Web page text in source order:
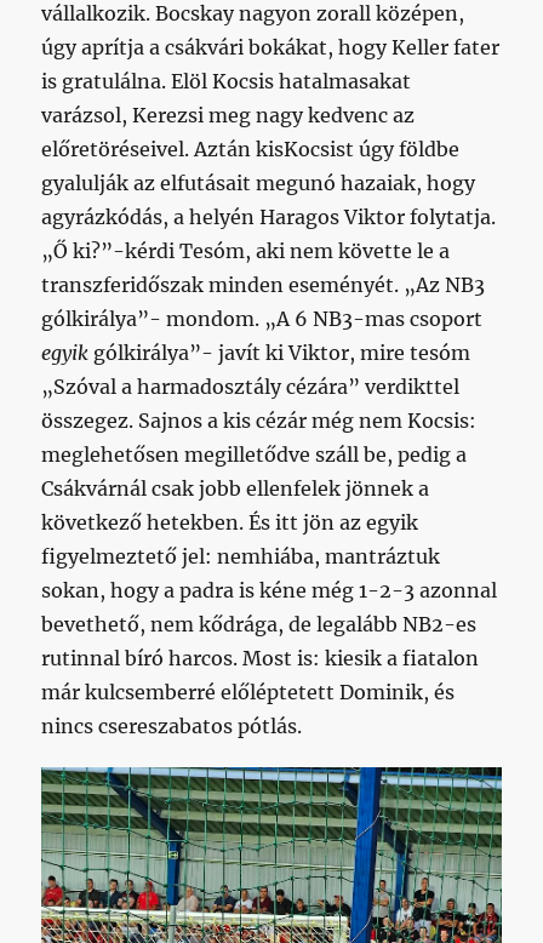
vállalkozik. Bocskay nagyon zorall középen,
úgy aprítja a csákvári bokákat, hogy Keller fater
is gratulálna. Elöl Kocsis hatalmasakat
varázsol, Kerezsi meg nagy kedvenc az
előretöréseivel. Aztán kisKocsist úgy földbe
gyalulják az elfutásait megunó hazaiak, hogy
agyrázkódás, a helyén Haragos Viktor folytatja.
„Ő ki?”-kérdi Tesóm, aki nem követte le a
transzferidőszak minden eseményét. „Az NB3
gólkirálya”- mondom. „A 6 NB3-mas csoport
egyik gólkirálya”- javít ki Viktor, mire tesóm
„Szóval a harmadosztály cézára” verdikttel
összegez. Sajnos a kis cézár még nem Kocsis:
meglehetősen megilletődve száll be, pedig a
Csákvárnál csak jobb ellenfelek jönnek a
következő hetekben. És itt jön az egyik
figyelmeztető jel: nemhiába, mantráztuk
sokan, hogy a padra is kéne még 1-2-3 azonnal
bevethető, nem kődrága, de legalább NB2-es
rutinnal bíró harcos. Most is: kiesik a fiatalon
már kulcsemberré előléptetett Dominik, és
nincs csereszabatos pótlás.